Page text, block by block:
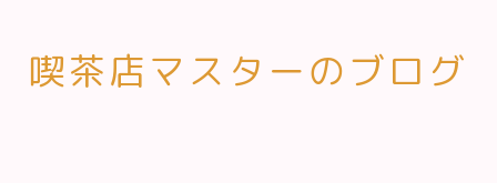
喫茶店マスターのブログ